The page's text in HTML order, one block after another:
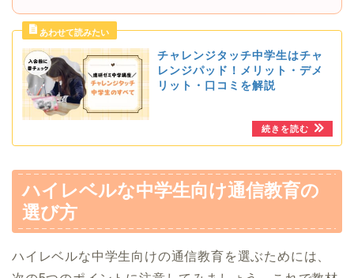
チャレンジタッチ中学生はチャ
レンジパッド！メリット・デメ
リット・口コミを解説
ハイレベルな中学生向け通信教育の
選び方
ハイレベルな中学生向けの通信教育を選ぶためには、